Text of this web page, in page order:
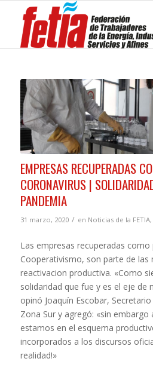
EMPRESAS RECUPERADAS
CORONAVIRUS |
PANDEMIA
31 marzo, 2020 / en Noticias de la FETIA,
Las empresas recuperadas como
Cooperativismo, son parte de las
reactivacion productiva. «Como
solidaridad que fue y es el eje de
opinó Joaquín Escobar,
Zona Sur y agregó: «sin
estamos en el esquema
incorporados a los discursos
realidad!»